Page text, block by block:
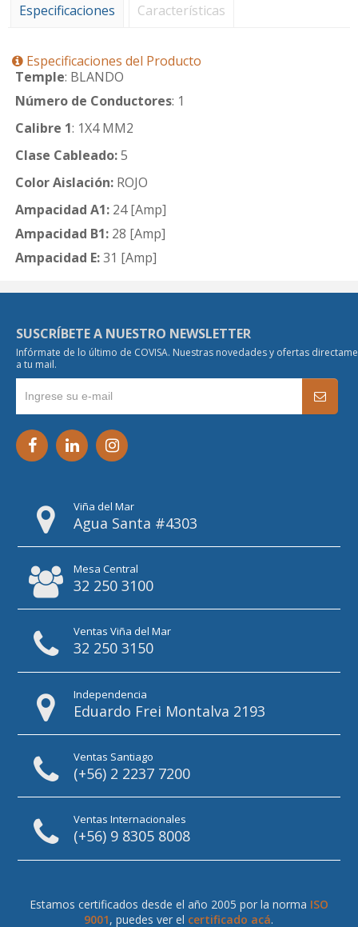
Especificaciones Características
Especificaciones del Producto
Temple: BLANDO
Número de Conductores: 1
Calibre 1: 1X4 MM2
Clase Cableado:5
Color Aislación: ROJO
Ampacidad A1: 24 [Amp]
Ampacidad B1: 28 [Amp]
Ampacidad E:31 [Amp]
SUSCRÍBETE A NUESTRO NEWSLETTER
Infórmate de lo último de COVISA. Nuestras novedades y ofertas
a tu mail.
Viña del Mar
Agua Santa #4303
Mesa Central
32 250 3100
Ventas Viña del Mar
32 250 3150
Independencia
Eduardo Frei Montalva 2193
Ventas Santiago
(+56) 2 2237 7200
Ventas Internacionales
(+56) 9 8305 8008
Estamos certificados desde el año 2005 por la norma ISO
9001, puedes ver el certificado acá.